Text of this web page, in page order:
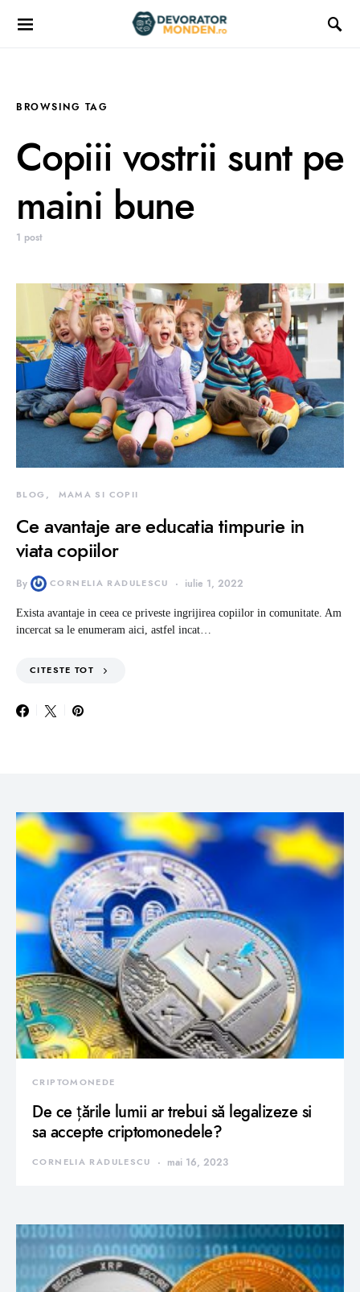
BROWSING TAG
Copiii vostrii sunt pe
maini bune
1 post
BLOG MAMA SI COPII
Ce avantaje are educatia timpurie in
viata copiilor
By CORNELIA RADULESCU iulie 1, 2022
Exista avantaje in ceea ce priveste ingrijirea copiilor in comunitate. Am
incercat sa le enumeram aici, astfel incat…
CITESTE TOT
CRIPTOMONEDE
De ce țările lumii ar trebui să legalizeze si
sa accepte criptomonedele?
CORNELIA RADULESCU mai 16, 2023